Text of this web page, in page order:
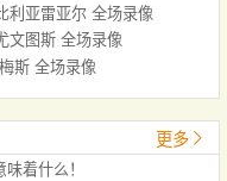
利亚雷亚尔 全场录像
文图斯 全场录像
斯 全场录像
更多
着什么！